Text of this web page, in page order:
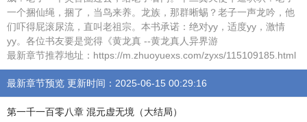
一个捆仙绳，捆了，当鸟来养。龙族，那群晰蜴？老子一声龙吟，他
们吓得屁滚尿流，直叫老祖宗。本书承诺：绝对yy，适度yy，激情
yy。各位书友要是觉得《黄龙真 --黄龙真人异界游
最新章节推荐地址：https://m.zhuoyuexs.com/zyxs/115109185.html
最新章节预览 更新时间：2025-06-15 00:29:16
第一千一百零八章 混元虚无境（大结局）